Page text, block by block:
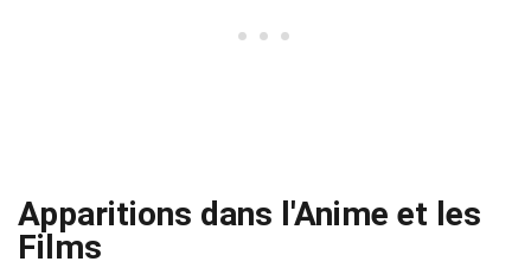
Apparitions dans l'Anime et les
Films